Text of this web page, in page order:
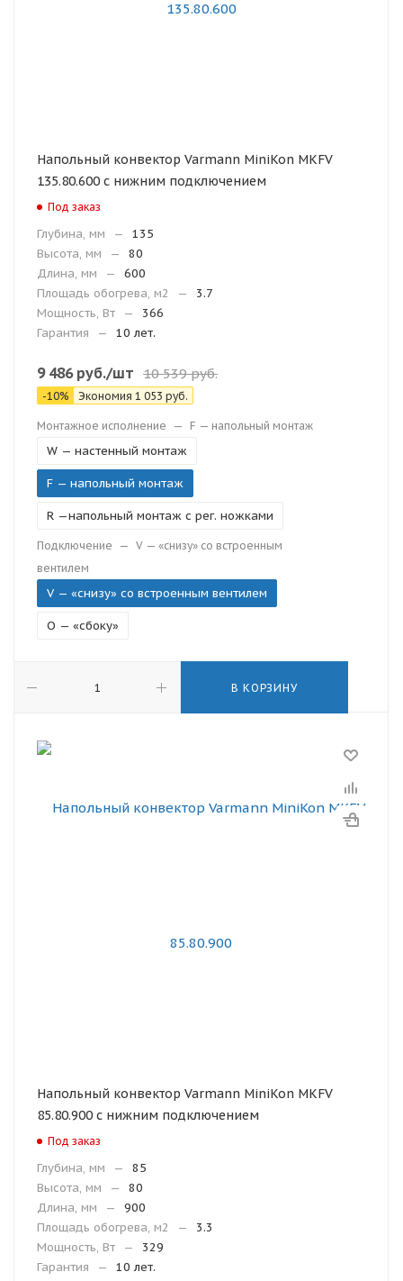
Напольный конвектор Varmann MiniKon MKFV
135.80.600 с нижним подключением
Под заказ
Глубина, мм —
135
Высота, мм
—
80
Длина, мм
—
600
Площадь обогрева, м2
—
3.7
Мощность, Вт
—
366
Гарантия
— 10 лет.
9 486руб./шт 10 539руб.
-10% Экономия 1 053 руб.
Монтажное исполнение — F — напольный монтаж
W — настенный монтаж
F — напольный монтаж
R —напольный монтаж с рег. ножками
Подключение — V — «снизу» со встроенным
вентилем
V — «снизу» со встроенным вентилем
O — «сбоку»
В КОРЗИНУ
Напольный конвектор Varmann MiniKon MKFV
85.80.900 с нижним подключением
Под заказ
Глубина, мм —
85
Высота, мм
—
80
Длина, мм
—
900
Площадь обогрева, м2
—
3.3
Мощность, Вт
—
329
Гарантия
— 10 лет.